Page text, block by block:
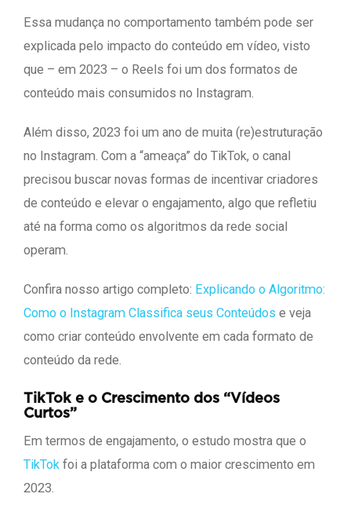
Essa mudança no comportamento também pode ser
explicada pelo impacto do conteúdo em vídeo, visto
que – em 2023 – o Reels foi um dos formatos de
conteúdo mais consumidos no Instagram.
Além disso, 2023 foi um ano de muita (re)estruturação
no Instagram. Com a “ameaça” do TikTok, o canal
precisou buscar novas formas de incentivar criadores
de conteúdo e elevar o engajamento, algo que refletiu
até na forma como os algoritmos da rede social
operam.
Confira nosso artigo completo: Explicando o Algoritmo:
Como o Instagram Classifica seus Conteúdos e veja
como criar conteúdo envolvente em cada formato de
conteúdo da rede.
TikTok e o Crescimento dos “Vídeos
Curtos”
Em termos de engajamento, o estudo mostra que o
TikTok foi a plataforma com o maior crescimento em
2023.